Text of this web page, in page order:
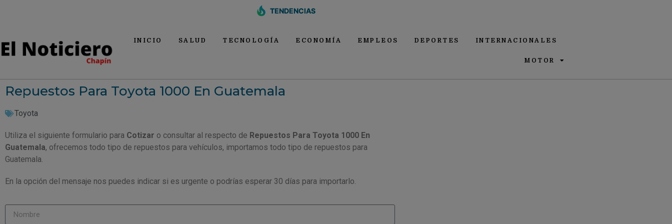
TENDENCIAS
INICIO SALUD TECNOLOGÍA ECONOMÍA EMPLEOS DEPORTES INTERNACIONALES
MOTOR
Repuestos Para Toyota 1000 En Guatemala
Toyota
Utiliza el siguiente formulario para Cotizar o consultar al respecto de Repuestos Para Toyota 1000 En
Guatemala, ofrecemos todo tipo de repuestos para vehículos, importamos todo tipo de repuestos para
Guatemala.
En la opción del mensaje nos puedes indicar si es urgente o podrías esperar 30 días para importarlo.